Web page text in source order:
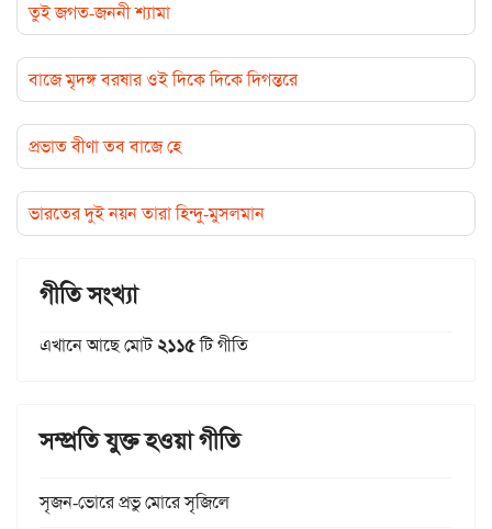
তুই জগত-জননী শ্যামা
বাজে মৃদঙ্গ বরষার ওই দিকে দিকে দিগন্তরে
প্রভাত বীণা তব বাজে হে
ভারতের দুই নয়ন তারা হিন্দু-মুসলমান
গীতি সংখ্যা
এখানে আছে মোট২১১৫টি গীতি
সম্প্রতি যুক্ত হওয়া গীতি
সৃজন-ভোরে প্রভু মোরে সৃজিলে